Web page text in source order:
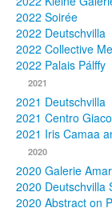
2022 Soirée
2022 Deutschvilla
2022 Collective
2022 Palais Pálffy
2021
2021 Deutschvilla
2021 Centro
2021 Iris Camaa
2020
2020 Galerie
2020 Deutschvilla
2020 Abstract on